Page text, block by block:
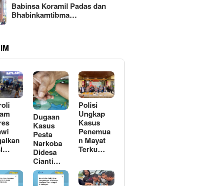
Babinsa Koramil Padas dan
Bhabinkamtibma…
Dugaan
Kasus
Pesta
Narkoba
Didesa
Cianti…
Polisi
Ungkap
Kasus
Penemua
n Mayat
Terku…